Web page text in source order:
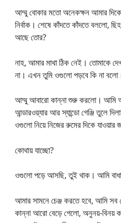
আম্মু বোকার মতো অনেকক্ষন আমার
নির্বাক। শেষে কাঁদতে কাঁদতে বললো,
আছে তোর?
নাহ, আমার মাথা ঠিক নেই। তোমাকে
না। এখন তুমি ওগুলো পড়বে কি না
আম্মু আবারো কান্না শুরু করলো। আমি
আন্ডারওয়্যার আর স্যান্ডো গেঞ্জি তুলে
ওগুলো নিয়ে নিজের রুমের দিকে যাওয়ার
কোথায় যাচ্ছো?
ওগুলো পড়ে আসছি, তুই থাক। আমি বাধা
আমার সামনে চেঞ্জ করতে হবে, আমি
কান্না আরো বেড়ে গেলো, অনুনয়-বিনয়